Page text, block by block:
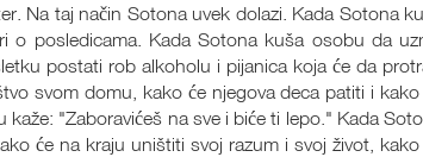
Na taj način Sotona uvek dolazi. Kada Sotona
posledicama. Kada Sotona kuša osobu da
postati rob alkoholu i pijanica koja će da
svom domu, kako će njegova deca patiti i kako
"Zaboravićeš na sve i biće ti lepo." Kada
će na kraju uništiti svoj razum i svoj život, kako